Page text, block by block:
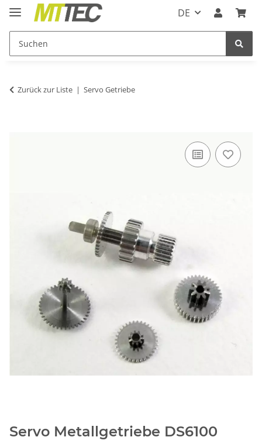
DE
Zurück zur Liste Servo Getriebe
Servo Metallgetriebe DS6100